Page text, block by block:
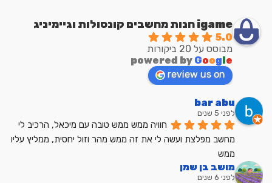
igame חנות מחשבים קונסולות וגיימיניג
5.0
מבוסס על 20 ביקורות
powered by Goog e
review us on
bar abu
לפני 5 שנים
ממש
מושב בן שמן
לפני 6 שנים